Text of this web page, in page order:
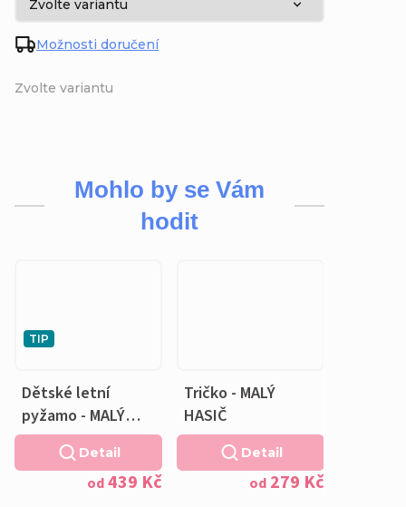
Zvolte variantu
Možnosti doručení
Mohlo by se Vám
hodit
TIP
Dětské letní
pyžamo - MALÝ
HASIČ
od439 Kč
Detail
Tričko - MALÝ
HASIČ
od 279 Kč
Detail